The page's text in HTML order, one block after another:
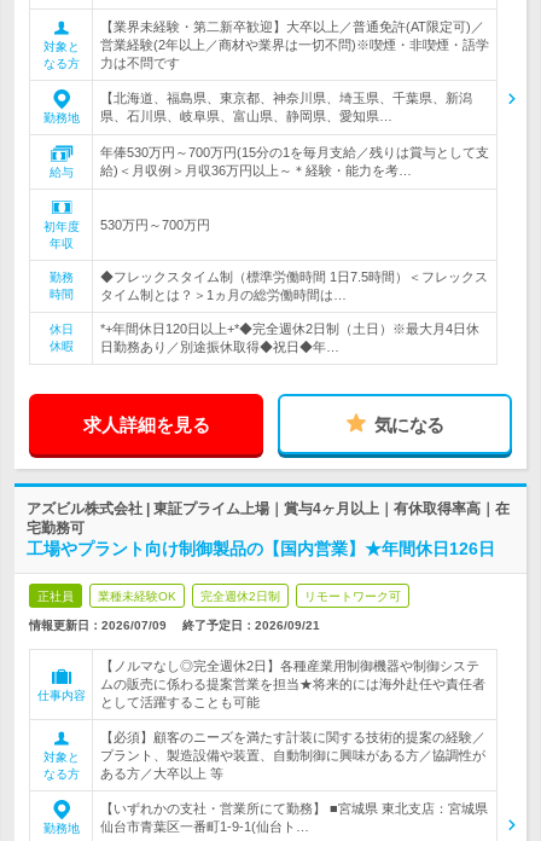
対象と
なる方
【業界未経験・第二新卒歓迎】大卒以上／普通免許(AT限定可)／
営業経験(2年以上／商材や業界は一切不問)※喫煙・非喫煙・語学
力は不問です
勤務地
【北海道、福島県、東京都、神奈川県、埼玉県、千葉県、新潟
県、石川県、岐阜県、富山県、静岡県、愛知県…
給与
年俸530万円～700万円(15分の1を毎月支給／残りは賞与として支
給)＜月収例＞月収36万円以上～＊経験・能力を考…
初年度
年収
530万円～700万円
勤務
時間
◆フレックスタイム制（標準労働時間 1日7.5時間）＜フレックス
タイム制とは？＞1ヵ月の総労働時間は…
休日
休暇
*+年間休日120日以上+*◆完全週休2日制（土日）※最大月4日休
日勤務あり／別途振休取得◆祝日◆年…
求人詳細を見る 気になる
アズビル株式会社 | 東証プライム上場｜賞与4ヶ月以上｜有休取得率高｜在
宅勤務可
工場やプラント向け制御製品の【国内営業】★年間休日126日
正社員 業種未経験OK 完全週休2日制 リモートワーク可
情報更新日：2026/07/09 終了予定日： 2026/09/21
仕事内容
【ノルマなし◎完全週休2日】各種産業用制御機器や制御システ
ムの販売に係わる提案営業を担当★将来的には海外赴任や責任者
として活躍することも可能
対象と
なる方
【必須】顧客のニーズを満たす計装に関する技術的提案の経験／
プラント、製造設備や装置、自動制御に興味がある方／協調性が
ある方／大卒以上 等
勤務地
【いずれかの支社・営業所にて勤務】 ■宮城県 東北支店：宮城県
仙台市青葉区一番町1-9-1(仙台ト…